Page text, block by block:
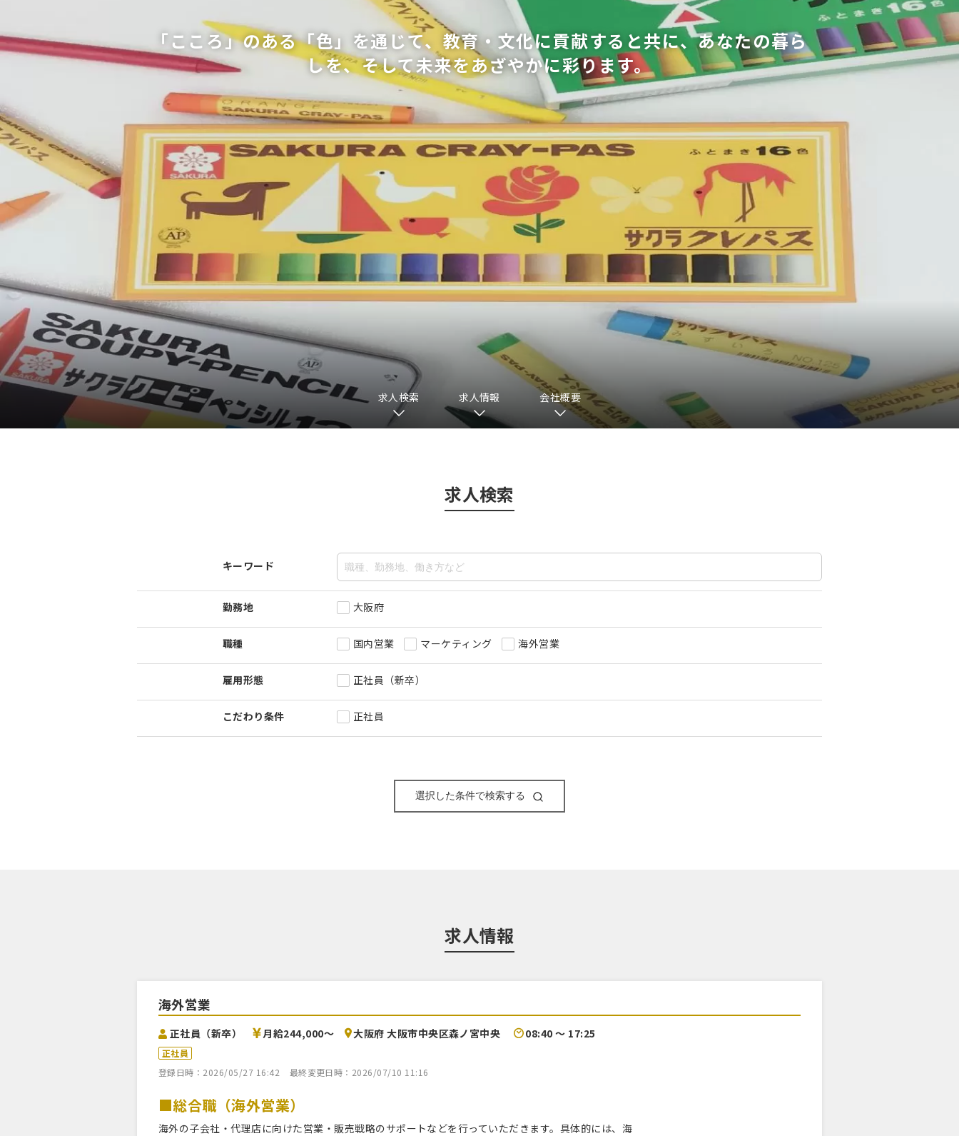
「こころ」のある「色」を通じて、教育・文化に貢献すると共に、あなたの暮ら
しを、そして未来をあざやかに彩ります。
求人検索 求人情報 会社概要
求人検索
キーワード
勤務地 大阪府
職種 国内営業 マーケティング 海外営業
雇用形態 正社員（新卒）
こだわり条件 正社員
選択した条件で検索する
求人情報
海外営業
正社員（新卒） 月給244,000〜 08:40 〜 17:25
大阪府 大阪市中央区森ノ宮中央
正社員
登録日時：2026/05/27 16:42
最終変更日時：2026/07/10 11:16
■総合職（海外営業）
海外の子会社・代理店に向けた営業・販売戦略のサポートなどを行っていただきます。具体的には、海